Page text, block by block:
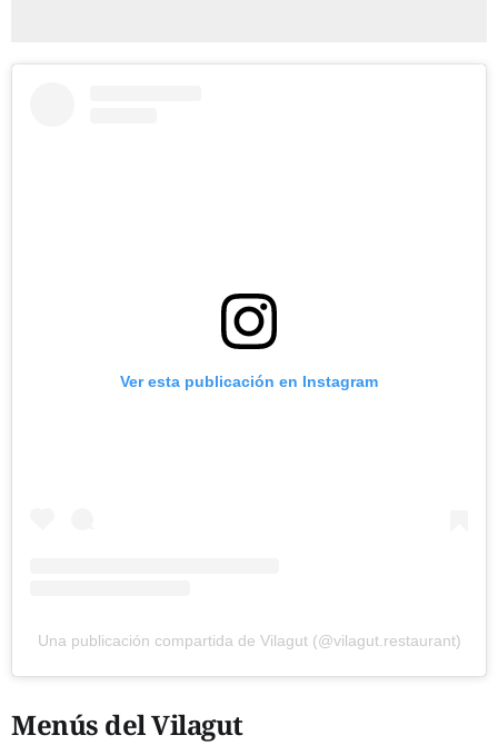
Ver esta publicación en Instagram
Una publicación compartida de Vilagut (@vilagut.restaurant)
Menús del Vilagut